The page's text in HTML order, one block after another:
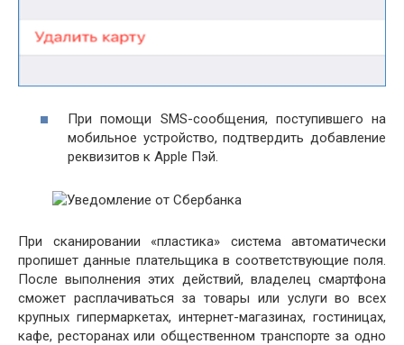
При помощи SMS-сообщения, поступившего на
мобильное устройство, подтвердить добавление
реквизитов к Apple Пэй.
При сканировании «пластика» система автоматически
пропишет данные плательщика в соответствующие поля.
После выполнения этих действий, владелец смартфона
сможет расплачиваться за товары или услуги во всех
крупных гипермаркетах, интернет-магазинах, гостиницах,
кафе, ресторанах или общественном транспорте за одно